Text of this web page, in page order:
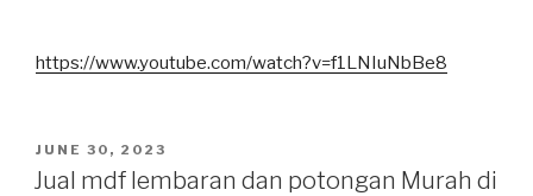
https://www.youtube.com/watch?v=f1LNIuNbBe8
POSTED
ON
JUNE 30, 2023
Jual mdf lembaran dan potongan Murah di